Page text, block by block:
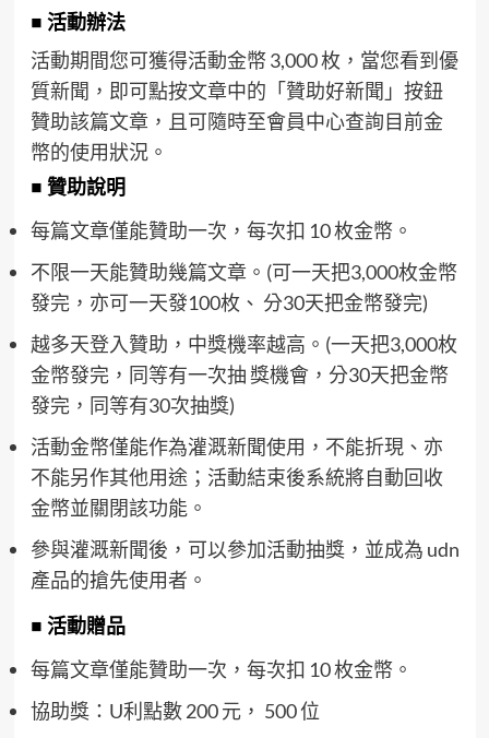
■ 活動辦法
活動期間您可獲得活動金幣 3,000 枚，當您看到優
質新聞，即可點按文章中的「贊助好新聞」按鈕
贊助該篇文章，且可隨時至會員中心查詢目前金
幣的使用狀況。
■ 贊助說明
每篇文章僅能贊助一次，每次扣 10 枚金幣。
不限一天能贊助幾篇文章。(可一天把3,000枚金幣
發完，亦可一天發100枚、 分30天把金幣發完)
越多天登入贊助，中獎機率越高。(一天把3,000枚
金幣發完，同等有一次抽 獎機會，分30天把金幣
發完，同等有30次抽獎)
活動金幣僅能作為灌溉新聞使用，不能折現、亦
不能另作其他用途；活動結束後系統將自動回收
金幣並關閉該功能。
參與灌溉新聞後，可以參加活動抽獎，並成為 udn
產品的搶先使用者。
■ 活動贈品
每篇文章僅能贊助一次，每次扣 10 枚金幣。
協助獎：U利點數 200 元， 500 位